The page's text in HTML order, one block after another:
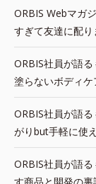
ORBIS Webマガ
すぎて友達に配
ORBIS社員が語
塗らないボディケ
ORBIS社員が語
がりbut手軽に使
ORBIS社員が語
す商品と開発の裏